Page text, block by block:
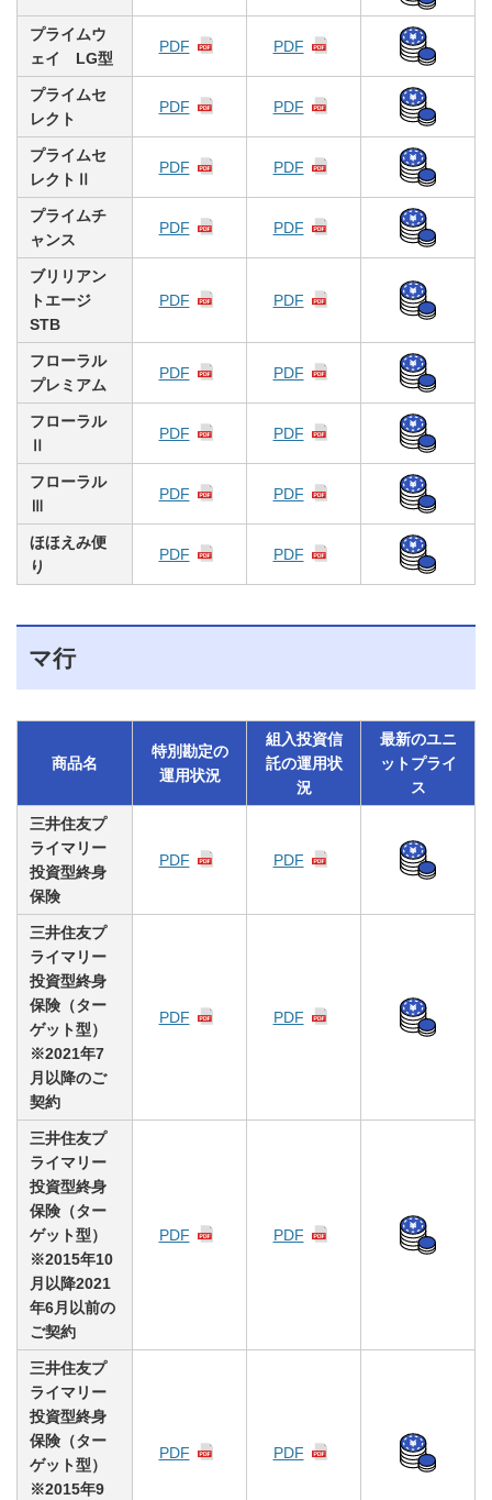
プライムウ
ェイ LG型
PDF PDF
プライムセ
レクト
PDF PDF
プライムセ
レクトⅡ
PDF PDF
プライムチ
ャンス
PDF PDF
ブリリアン
トエージ
STB
PDF PDF
フローラル
プレミアム
PDF PDF
フローラル
Ⅱ
PDF PDF
フローラル
Ⅲ
PDF PDF
ほほえみ便
り
PDF PDF
マ行
商品名
特別勘定の
運用状況
組入投資信
託の運用状
況
最新のユニ
ットプライ
ス
三井住友プ
ライマリー
投資型終身
保険
PDF PDF
三井住友プ
ライマリー
投資型終身
保険（ター
ゲット型）
※2021年7
月以降のご
契約
PDF PDF
三井住友プ
ライマリー
投資型終身
保険（ター
ゲット型）
※2015年10
月以降2021
年6月以前の
ご契約
PDF PDF
三井住友プ
ライマリー
投資型終身
保険（ター
ゲット型）
※2015年9
PDF PDF